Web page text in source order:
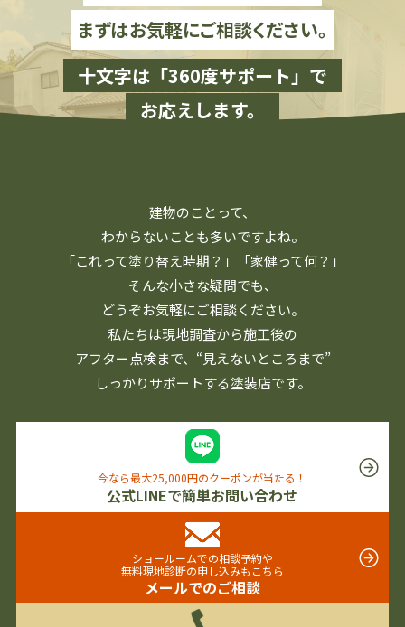
まずはお気軽にご相談ください。
十文字は「360度サポート」で
お応えします。
建物のことって、
わからないことも多いですよね。
「これって塗り替え時期？」「家健って何？」
そんな小さな疑問でも、
どうぞお気軽にご相談ください。
私たちは現地調査から施工後の
アフター点検まで、 “見えないところまで”
しっかりサポートする塗装店です。
今なら最大25,000円のクーポンが当たる！
公式LINEで簡単お問い合わせ
ショールームでの相談予約や
無料現地診断の申し込みもこちら
メールでのご相談